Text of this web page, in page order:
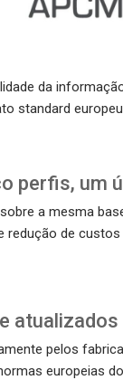
da
standard
perfis, um
a mesma
de custos
atualizados
pelos
europeias